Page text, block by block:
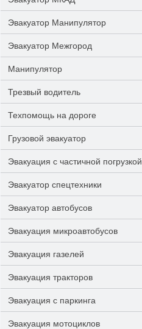
Эвакуатор Манипулятор
Эвакуатор Межгород
Манипулятор
Трезвый водитель
Техпомощь на дороге
Грузовой эвакуатор
Эвакуация с частичной погрузкой
Эвакуатор спецтехники
Эвакуатор автобусов
Эвакуация микроавтобусов
Эвакуация газелей
Эвакуация тракторов
Эвакуация с паркинга
Эвакуация мотоциклов